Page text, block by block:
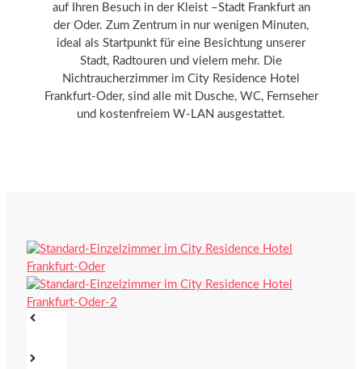
auf Ihren Besuch in der Kleist –Stadt Frankfurt an
der Oder. Zum Zentrum in nur wenigen Minuten,
ideal als Startpunkt für eine Besichtung unserer
Stadt, Radtouren und vielem mehr. Die
Nichtraucherzimmer im City Residence Hotel
Frankfurt-Oder, sind alle mit Dusche, WC, Fernseher
und kostenfreiem W-LAN ausgestattet.